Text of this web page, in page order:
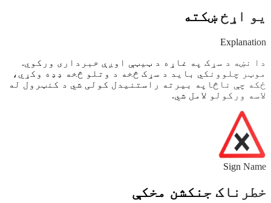
یو اړخ ښکته
Explanation
دا نښه د سړک په غاړه د ټیټې اوږې خبرداری ورکوي.
موټر چلوونکي باید د سړک څخه د وتلو څخه ډډه وکړي،
ځکه چې ناڅاپه بیرته راستنیدل کولی شي د کنټرول له
لاسه ورکولو لامل شي.
Sign Name
خطرناک جنکشن مخکې